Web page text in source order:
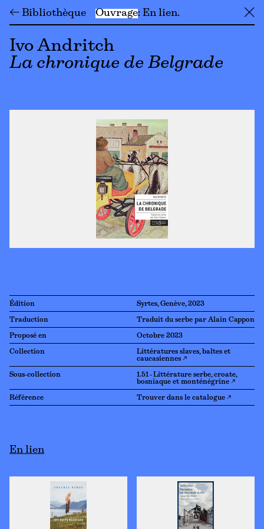
← Bibliothèque Ouvrage En lien ╳
Ivo Andritch
La chronique de Belgrade
Édition Syrtes, Genève, 2023
Traduction Traduit du serbe par Alain Cappon
Proposé en Octobre 2023
Collection
Littératures slaves, baltes et
caucasiennes ↗
Sous-collection
1.51 - Littérature serbe, croate,
bosniaque et monténégrine ↗
Référence Trouver dans le catalogue ↗
En lien